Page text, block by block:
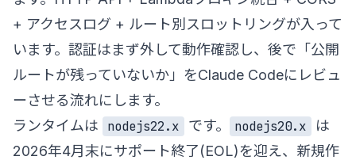
+ アクセスログ + ルート別スロットリングが入って
います。認証はまず外して動作確認し、後で「公開
ルートが残っていないか」をClaude Codeにレビュ
ーさせる流れにします。
ランタイムは
nodejs22.x です。 nodejs20.x
は
2026年4月末にサポート終了(EOL)を迎え、新規作